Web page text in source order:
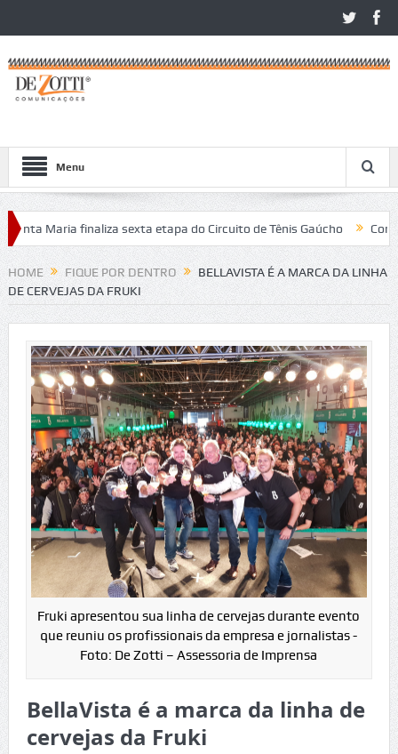
Menu
Maria finaliza sexta etapa do Circuito de Tênis Gaúcho Com alto
Open 2026
HOME FIQUE POR DENTRO
BELLAVISTA É A MARCA DA LINHA
DE CERVEJAS DA FRUKI
Fruki apresentou sua linha de cervejas durante evento
que reuniu os profissionais da empresa e jornalistas -
Foto: De Zotti – Assessoria de Imprensa
BellaVista é a marca da linha de
cervejas da Fruki